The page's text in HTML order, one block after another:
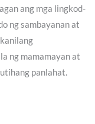
ang mga lingkod-
ng sambayanan at
ng mamamayan at
panlahat.